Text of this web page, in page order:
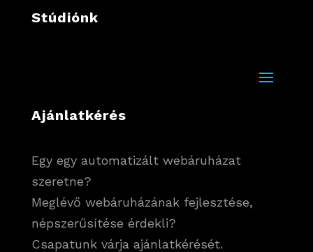
Stúdiónk
Ajánlatkérés
Egy egy automatizált webáruházat
szeretne?
Meglévő webáruházának fejlesztése,
népszerűsítése érdekli?
Csapatunk várja ajánlatkérését.